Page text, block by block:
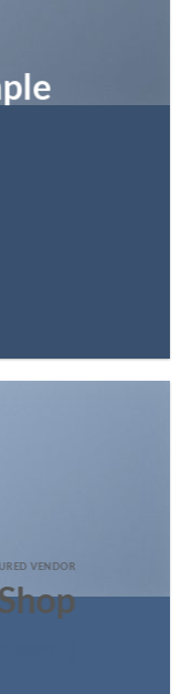
VENDOR